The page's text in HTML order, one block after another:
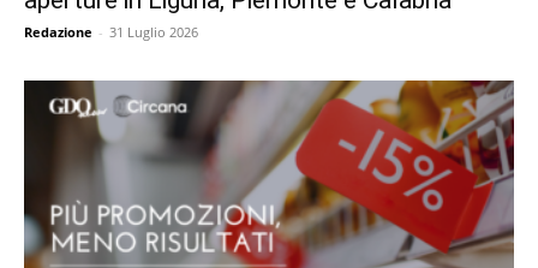
Redazione - 31 Luglio 2026